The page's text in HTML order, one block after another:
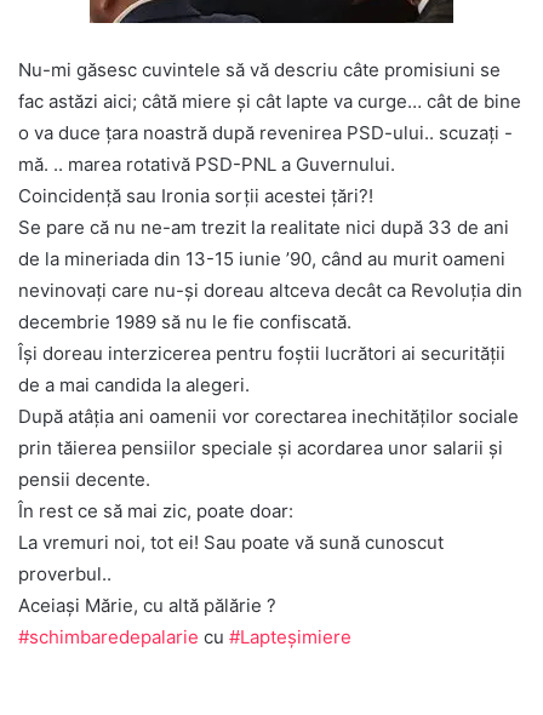
Nu-mi găsesc cuvintele să vă descriu câte promisiuni se
fac astăzi aici; câtă miere și cât lapte va curge… cât de bine
o va duce țara noastră după revenirea PSD-ului.. scuzați -
mă. .. marea rotativă PSD-PNL a Guvernului.
Coincidență sau Ironia sorții acestei țări?!
Se pare că nu ne-am trezit la realitate nici după 33 de ani
de la mineriada din 13-15 iunie ’90, când au murit oameni
nevinovați care nu-și doreau altceva decât ca Revoluția din
decembrie 1989 să nu le fie confiscată.
Își doreau interzicerea pentru foștii lucrători ai securității
de a mai candida la alegeri.
După atâția ani oamenii vor corectarea inechităților sociale
prin tăierea pensiilor speciale și acordarea unor salarii și
pensii decente.
În rest ce să mai zic, poate doar:
La vremuri noi, tot ei! Sau poate vă sună cunoscut
proverbul..
Aceiași Mărie, cu altă pălărie ?
#schimbaredepalarie cu #Lapteșimiere